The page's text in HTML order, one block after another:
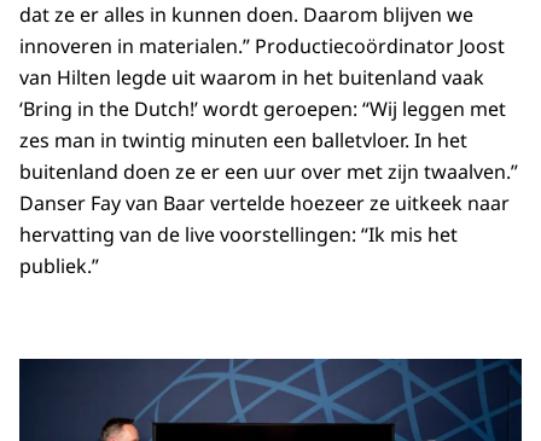
dat ze er alles in kunnen doen. Daarom blijven we
innoveren in materialen.” Productiecoördinator Joost
van Hilten legde uit waarom in het buitenland vaak
‘Bring in the Dutch!’wordt geroepen: “Wij leggen met
zes man in twintig minuten een balletvloer. In het
buitenland doen ze er een uur over met zijn twaalven.”
Danser Fay van Baar vertelde hoezeer ze uitkeek naar
hervatting van de live voorstellingen: “Ik mis het
publiek.”